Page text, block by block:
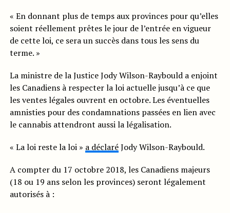
« En donnant plus de temps aux provinces pour qu’elles
soient réellement prêtes le jour de l’entrée en vigueur
de cette loi, ce sera un succès dans tous les sens du
terme. »
La ministre de la Justice Jody Wilson-Raybould a enjoint
les Canadiens à respecter la loi actuelle jusqu’à ce que
les ventes légales ouvrent en octobre. Les éventuelles
amnisties pour des condamnations passées en lien avec
le cannabis attendront aussi la légalisation.
« La loi reste la loi » a déclaréJody Wilson-Raybould.
A compter du 17 octobre 2018, les Canadiens majeurs
(18 ou 19 ans selon les provinces) seront légalement
autorisés à :